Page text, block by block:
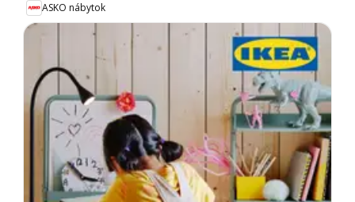
ASKO nábytok